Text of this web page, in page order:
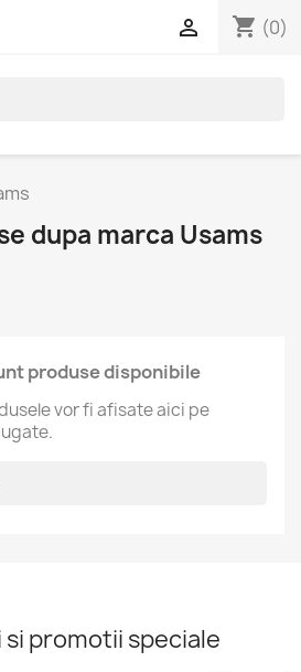
shopping_cart (0)

dupa marca Usams
produse disponibile
vor fi afisate aici pe
promotii speciale